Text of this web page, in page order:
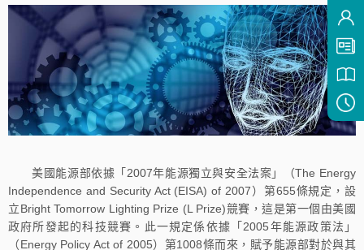
美國能源部依據「2007年能源獨立與安全法案」（The Energy
Independence and Security Act (EISA) of 2007）第655條規定，設
立Bright Tomorrow Lighting Prize (L Prize)競賽，這是第一個由美國
政府所發起的科技競賽。此一規定係依據「2005年能源政策法」
（Energy Policy Act of 2005）第1008條而來，賦予能源部對於與其